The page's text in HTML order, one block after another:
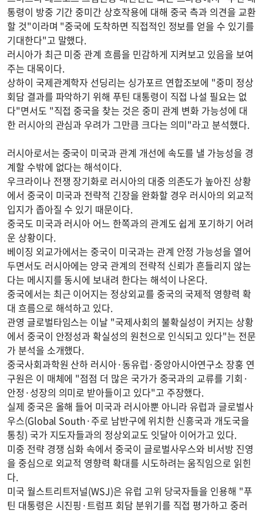
통령이 방중 기간 중미간 상호작용에 대해 중국 측과 의견을 교환
할 것"이라며 "중국에 도착하면 직접적인 정보를 얻을 수 있기를
기대한다"고 말했다.
러시아가 최근 미중 관계 흐름을 민감하게 지켜보고 있음을 보여
주는 대목이다.
상하이 국제관계학자 선딩리는 싱가포르 연합조보에 "중미 정상
회담 결과를 파악하기 위해 푸틴 대통령이 직접 나설 필요는 없
다"면서도 "직접 중국을 찾는 것은 중미 관계 변화 가능성에 대
한 러시아의 관심과 우려가 그만큼 크다는 의미"라고 분석했다.
러시아로서는 중국이 미국과 관계 개선에 속도를 낼 가능성을 경
계할 수밖에 없다는 해석이다.
우크라이나 전쟁 장기화로 러시아의 대중 의존도가 높아진 상황
에서 중국이 미국과 전략적 긴장을 완화할 경우 러시아의 외교적
입지가 좁아질 수 있기 때문이다.
중국도 미국과 러시아 어느 한쪽과의 관계도 쉽게 포기하기 어려
운 상황이다.
베이징 외교가에서는 중국이 미국과는 관계 안정 가능성을 열어
두면서도 러시아에는 양국 관계의 전략적 신뢰가 흔들리지 않는
다는 메시지를 동시에 보내려 한다는 해석이 나온다.
중국에서는 최근 이어지는 정상외교를 중국의 국제적 영향력 확
대 흐름으로 해석하고 있다.
관영 글로벌타임스는 이날 "국제사회의 불확실성이 커지는 상황
에서 중국이 안정성과 확실성의 원천으로 인식되고 있다"는 전문
가 분석을 소개했다.
중국사회과학원 산하 러시아·동유럽·중앙아시아연구소 장훙 연
구원은 이 매체에 "점점 더 많은 국가가 중국과의 교류를 기회·
안정·성장의 의미로 받아들이고 있다"고 주장했다.
실제 중국은 올해 들어 미국과 러시아뿐 아니라 유럽과 글로벌사
우스(Global South·주로 남반구에 위치한 신흥국과 개도국을
통칭) 국가 지도자들과의 정상외교도 잇달아 이어가고 있다.
미중 전략 경쟁 심화 속에서 중국이 글로벌사우스와 비서방 진영
을 중심으로 외교적 영향력 확대를 시도하려는 움직임으로 읽힌
다.
미국 월스트리트저널(WSJ)은 유럽 고위 당국자들을 인용해 "푸
틴 대통령은 시진핑·트럼프 회담 분위기를 직접 평가하고 중러